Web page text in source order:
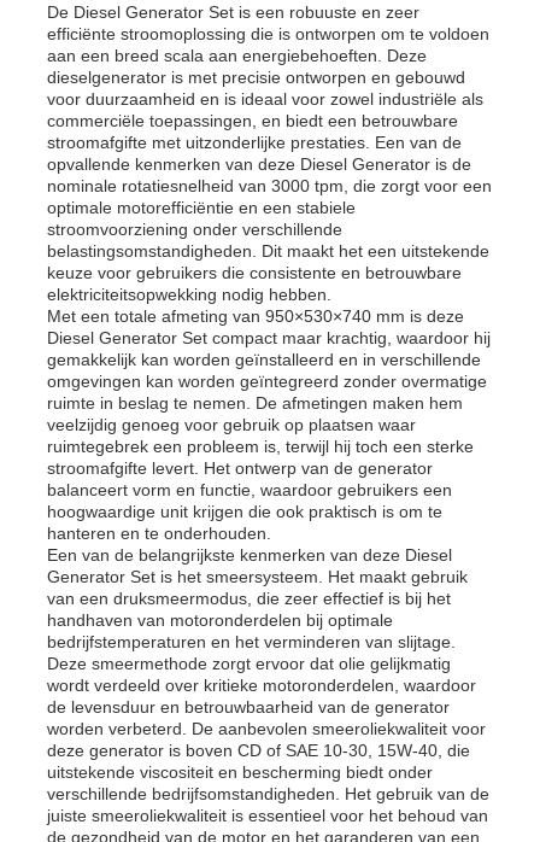
Thuis
Producten
Videos
Over ons
Fabrieksreis
Kwaliteitscontrole
De Diesel Generator Set is een robuuste en zeer
efficiënte stroomoplossing die is ontworpen om te voldoen
aan een breed scala aan energiebehoeften. Deze
dieselgenerator is met precisie ontworpen en gebouwd
voor duurzaamheid en is ideaal voor zowel industriële als
commerciële toepassingen, en biedt een betrouwbare
stroomafgifte met uitzonderlijke prestaties. Een van de
opvallende kenmerken van deze Diesel Generator is de
nominale rotatiesnelheid van 3000 tpm, die zorgt voor een
optimale motorefficiëntie en een stabiele
stroomvoorziening onder verschillende
belastingsomstandigheden. Dit maakt het een uitstekende
keuze voor gebruikers die consistente en betrouwbare
elektriciteitsopwekking nodig hebben.
Met een totale afmeting van 950×530×740 mm is deze
Diesel Generator Set compact maar krachtig, waardoor hij
gemakkelijk kan worden geïnstalleerd en in verschillende
omgevingen kan worden geïntegreerd zonder overmatige
ruimte in beslag te nemen. De afmetingen maken hem
veelzijdig genoeg voor gebruik op plaatsen waar
ruimtegebrek een probleem is, terwijl hij toch een sterke
stroomafgifte levert. Het ontwerp van de generator
balanceert vorm en functie, waardoor gebruikers een
hoogwaardige unit krijgen die ook praktisch is om te
hanteren en te onderhouden.
Een van de belangrijkste kenmerken van deze Diesel
Generator Set is het smeersysteem. Het maakt gebruik
van een druksmeermodus, die zeer effectief is bij het
handhaven van motoronderdelen bij optimale
bedrijfstemperaturen en het verminderen van slijtage.
Deze smeermethode zorgt ervoor dat olie gelijkmatig
wordt verdeeld over kritieke motoronderdelen, waardoor
de levensduur en betrouwbaarheid van de generator
worden verbeterd. De aanbevolen smeeroliekwaliteit voor
deze generator is boven CD of SAE 10-30, 15W-40, die
uitstekende viscositeit en bescherming biedt onder
verschillende bedrijfsomstandigheden. Het gebruik van de
juiste smeeroliekwaliteit is essentieel voor het behoud van
de gezondheid van de motor en het garanderen van een